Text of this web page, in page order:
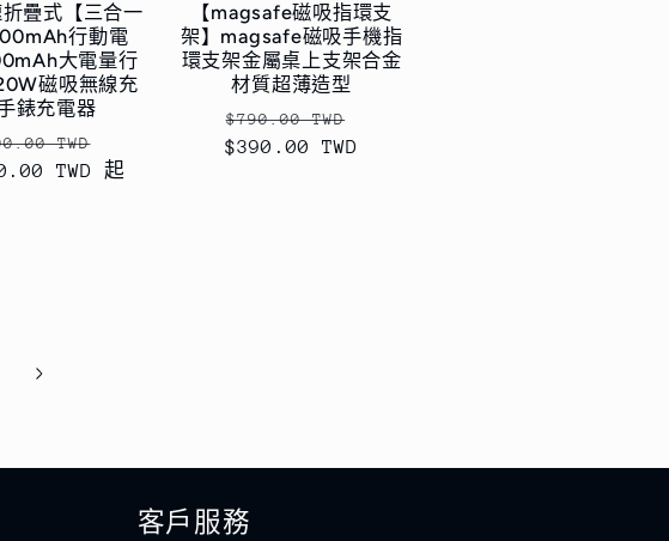
疊式【三合一
行動電
大電量行
磁吸無線充
錶充電器
TWD
價
TWD 起
【magsafe磁吸指環支
架】magsafe磁吸手機指
環支架金屬桌上支架合金
材質超薄造型
定
價
$790.00 TWD
$390.00 TWD
客戶服務